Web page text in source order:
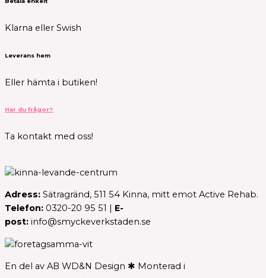
Klarna eller Swish
Leverans hem
Eller hämta i butiken!
Har du frågor?
Ta kontakt med oss!
Adress: Sätragränd, 511 54 Kinna, mitt emot Active Rehab.
Telefon: 0320-20 95 51 | E-
post: info@smyckeverkstaden.se
En del av AB WD&N Design ✱ Monterad i